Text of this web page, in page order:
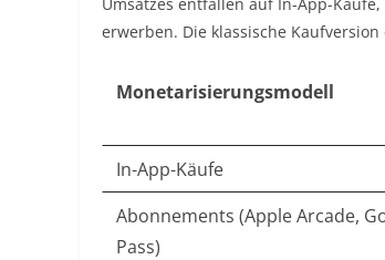
erwerben. Die klassische
Monetarisierungsmodell
In-App-Käufe
Abonnements (Apple Arcade,
Pass)